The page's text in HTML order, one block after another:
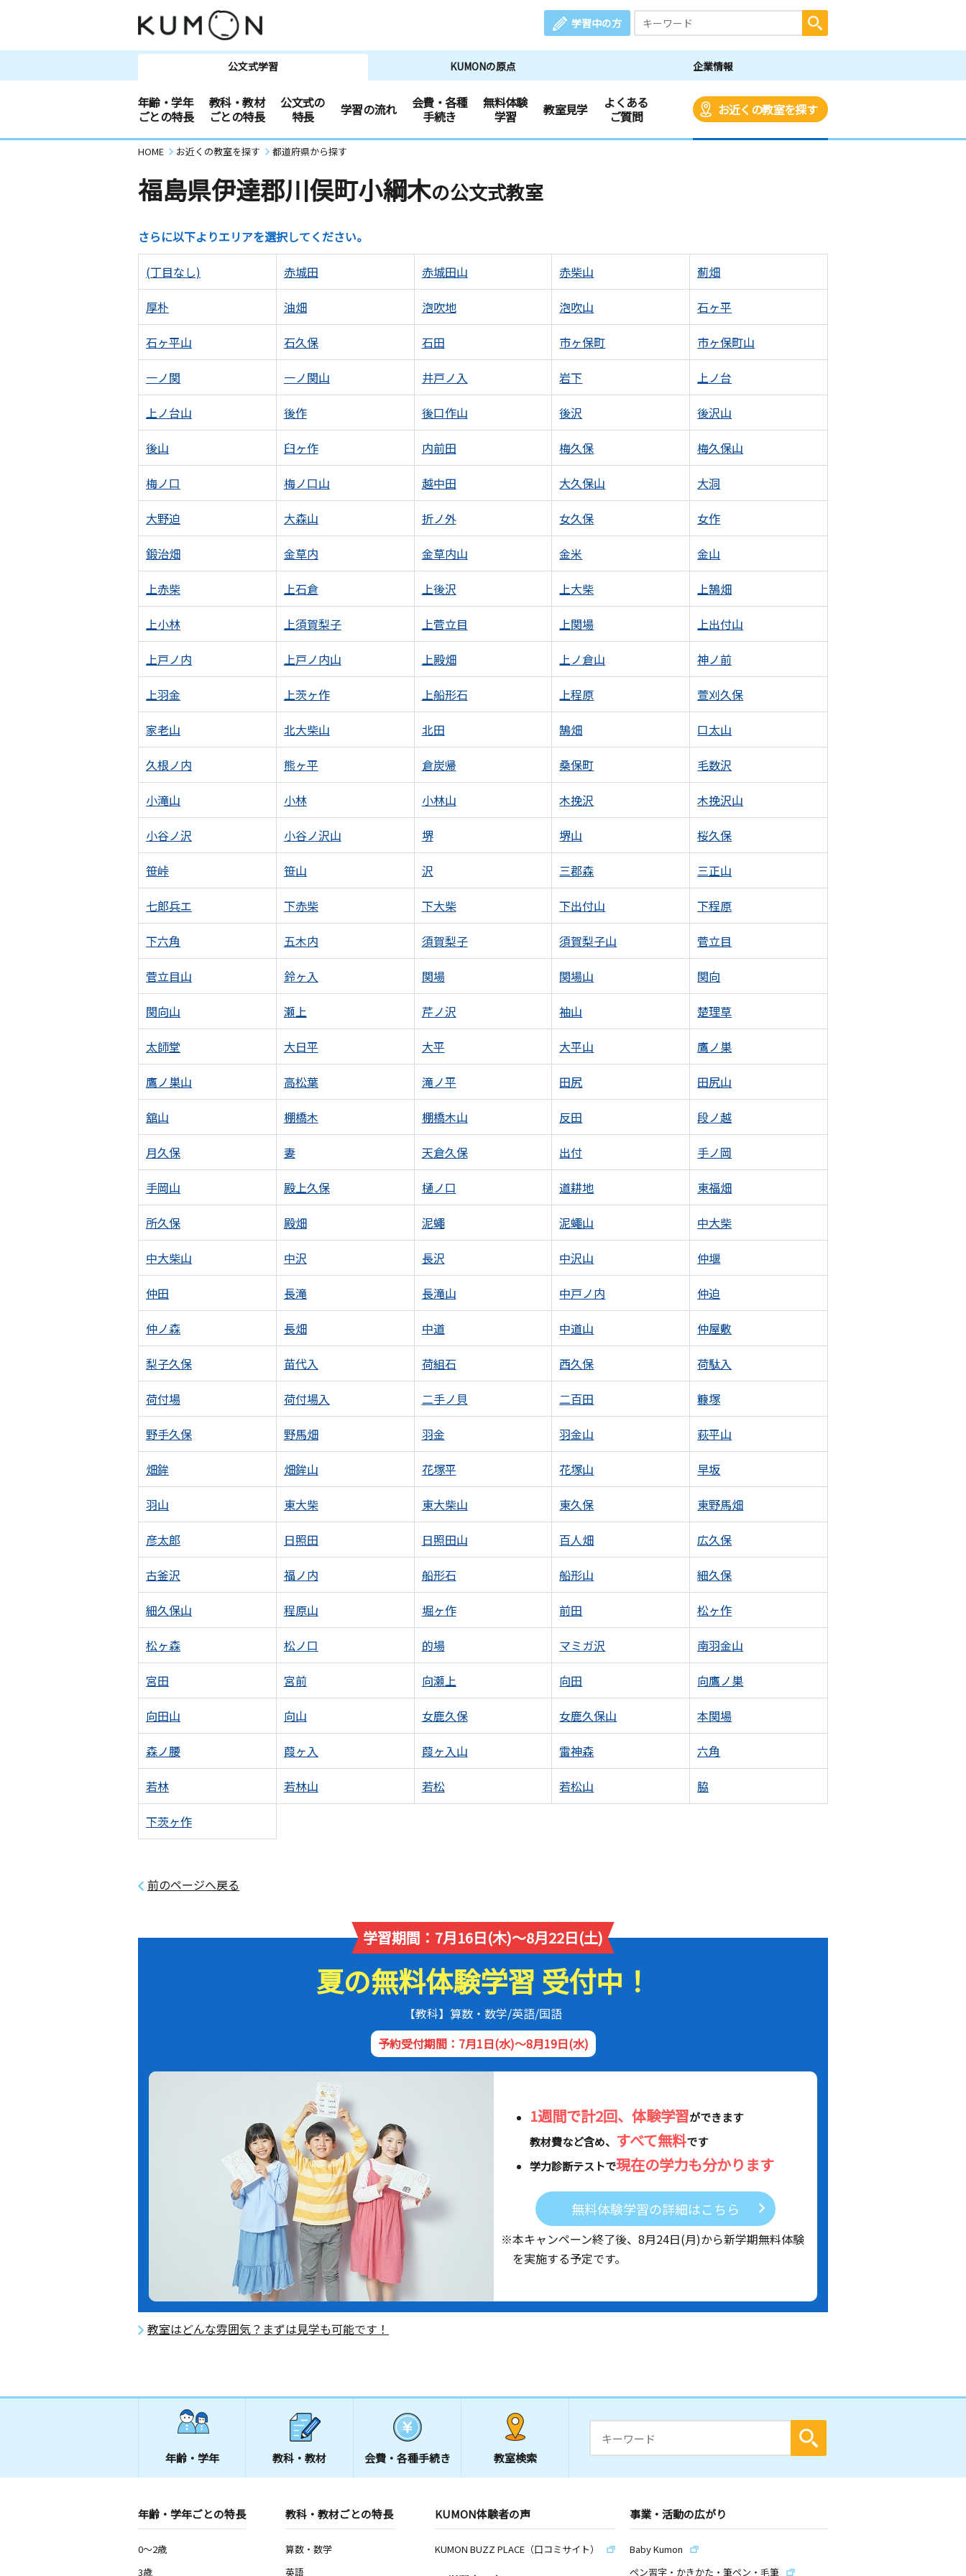
学習中の方
公文式学習 KUMONの原点 企業情報
年齢・学年
ごとの特長
教科・教材
ごとの特長
公文式の
特長
学習の流れ
会費・各種
手続き
無料体験
学習
教室見学
よくある
ご質問
お近くの教室を探す
HOME お近くの教室を探す 都道府県から探す
福島県伊達郡川俣町小綱木の公文式教室
さらに以下よりエリアを選択してください。
(丁目なし) 赤城田 赤城田山 赤柴山 薊畑
厚朴 油畑 泡吹地 泡吹山 石ヶ平
石ヶ平山 石久保 石田 市ヶ保町 市ヶ保町山
一ノ関 一ノ関山 井戸ノ入 岩下 上ノ台
上ノ台山 後作 後口作山 後沢 後沢山
後山 臼ヶ作 内前田 梅久保 梅久保山
梅ノ口 梅ノ口山 越中田 大久保山 大洞
大野迫 大森山 折ノ外 女久保 女作
鍛治畑 金草内 金草内山 金米 金山
上赤柴 上石倉 上後沢 上大柴 上鵠畑
上小林 上須賀梨子 上菅立目 上関場 上出付山
上戸ノ内 上戸ノ内山 上殿畑 上ノ倉山 神ノ前
上羽金 上茨ヶ作 上船形石 上程原 萱刈久保
家老山 北大柴山 北田 鵠畑 口太山
久根ノ内 熊ヶ平 倉炭帰 桑保町 毛数沢
小滝山 小林 小林山 木挽沢 木挽沢山
小谷ノ沢 小谷ノ沢山 堺 堺山 桜久保
笹峠 笹山 沢 三郡森 三正山
七郎兵エ 下赤柴 下大柴 下出付山 下程原
下六角 五木内 須賀梨子 須賀梨子山 菅立目
菅立目山 鈴ヶ入 関場 関場山 関向
関向山 瀬上 芹ノ沢 袖山 楚理草
太師堂 大日平 大平 大平山 鷹ノ巣
鷹ノ巣山 高松葉 滝ノ平 田尻 田尻山
舘山 棚橋木 棚橋木山 反田 段ノ越
月久保 妻 天倉久保 出付 手ノ岡
手岡山 殿上久保 樋ノ口 道耕地 東福畑
所久保 殿畑 泥蠅 泥蠅山 中大柴
中大柴山 中沢 長沢 中沢山 仲堰
仲田 長滝 長滝山 中戸ノ内 仲迫
仲ノ森 長畑 中道 中道山 仲屋敷
梨子久保 苗代入 荷組石 西久保 荷駄入
荷付場 荷付場入 二手ノ貝 二百田 糠塚
野手久保 野馬畑 羽金 羽金山 萩平山
畑鉾 畑鉾山 花塚平 花塚山 早坂
羽山 東大柴 東大柴山 東久保 東野馬畑
彦太郎 日照田 日照田山 百人畑 広久保
古釜沢 福ノ内 船形石 船形山 細久保
細久保山 程原山 堀ヶ作 前田 松ヶ作
松ヶ森 松ノ口 的場 マミガ沢 南羽金山
宮田 宮前 向瀬上 向田 向鷹ノ巣
向田山 向山 女鹿久保 女鹿久保山 本関場
森ノ腰 葭ヶ入 葭ヶ入山 雷神森 六角
若林 若林山 若松 若松山 脇
下茨ヶ作
前のページへ戻る
学習期間：7月16日(木)～8月22日(土)
夏の無料体験学習 受付中！
【教科】算数・数学/英語/国語
予約受付期間：7月1日(水)～8月19日(水)
1週間で計2回、体験学習ができます
教材費など含め、 すべて無料です
学力診断テストで現在の学力も分かります
無料体験学習の詳細はこちら
※本キャンペーン終了後、 8月24日(月)から新学期無料体験
を実施する予定です。
教室はどんな雰囲気？まずは見学も可能です！
年齢・学年 教科・教材 会費・ 各種手続き 教室検索
年齢・学年ごとの特長
0～2歳
3歳
教科・教材ごとの特長
算数・数学
英語
KUMON体験者の声
KUMON BUZZ PLACE（口コミサイト）
事業・活動の広がり
Baby Kumon
ペン習字・かきかた・筆ペン・毛筆